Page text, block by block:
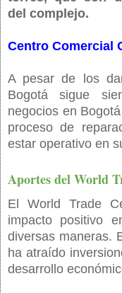
del complejo.
Centro Comercial
A pesar de los
Bogotá sigue
negocios en
proceso de
estar operativo en
Aportes del World
El World Trade
impacto positivo
diversas maneras.
ha atraído
desarrollo